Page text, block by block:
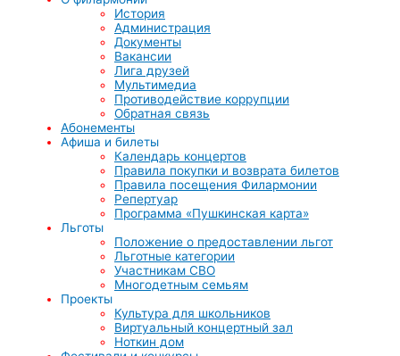
История
Администрация
Документы
Вакансии
Лига друзей
Мультимедиа
Противодействие коррупции
Обратная связь
Абонементы
Афиша и билеты
Календарь концертов
Правила покупки и возврата билетов
Правила посещения Филармонии
Репертуар
Программа «Пушкинская карта»
Льготы
Положение о предоставлении льгот
Льготные категории
Участникам СВО
Многодетным семьям
Проекты
Культура для школьников
Виртуальный концертный зал
Ноткин дом